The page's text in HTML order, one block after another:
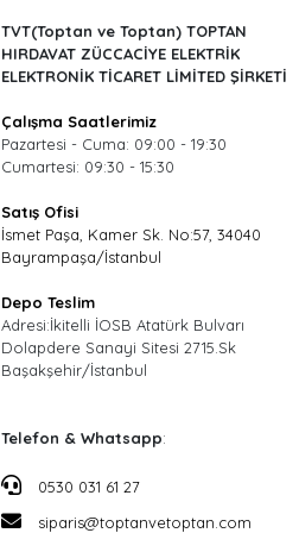
TVT(Toptan ve Toptan) TOPTAN
HIRDAVAT ZÜCCACİYE ELEKTRİK
ELEKTRONİK TİCARET LİMİTED ŞİRKETİ
Çalışma Saatlerimiz
Pazartesi - Cuma: 09:00 - 19:30
Cumartesi: 09:30 - 15:30
Satış Ofisi
İsmet Paşa, Kamer Sk. No:57, 34040
Bayrampaşa/İstanbul
Depo Teslim
Adresi:İkitelli İOSB Atatürk Bulvarı
Dolapdere Sanayi Sitesi 2715.Sk
Başakşehir/İstanbul
Telefon & Whatsapp:
0530 031 61 27
siparis@toptanvetoptan.com